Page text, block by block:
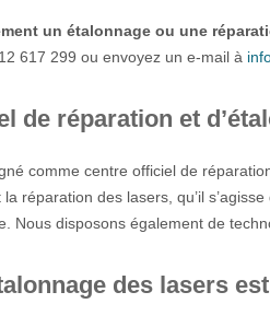
un étalonnage ou une
617 299 ou envoyez un e-mail à
de réparation et
comme centre officiel de
la réparation des lasers, qu’il
Nous disposons également de
des lasers